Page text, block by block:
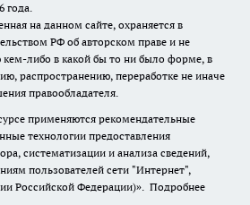
года.
на данном сайте, охраняется в
РФ об авторском праве и не
либо в какой бы то ни было форме, в
распространению, переработке не иначе
правообладателя.
применяются рекомендательные
технологии предоставления
систематизации и анализа сведений,
пользователей сети "Интернет",
Российской Федерации)». Подробнее